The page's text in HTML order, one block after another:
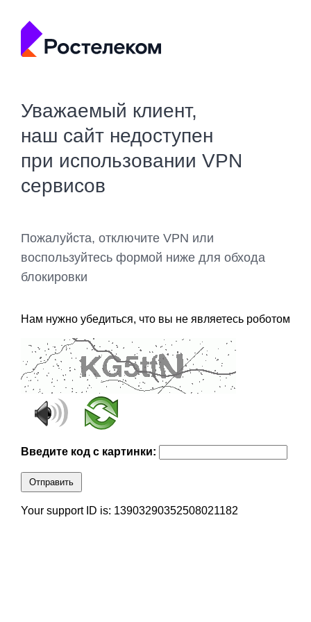
Уважаемый клиент,
наш сайт недоступен
при использовании VPN
сервисов
Пожалуйста, отключите VPN или
воспользуйтесь формой ниже для обхода
блокировки
Нам нужно убедиться, что вы не являетесь роботом
Введите код с картинки:
Отправить
Your support ID is: 13903290352508021182